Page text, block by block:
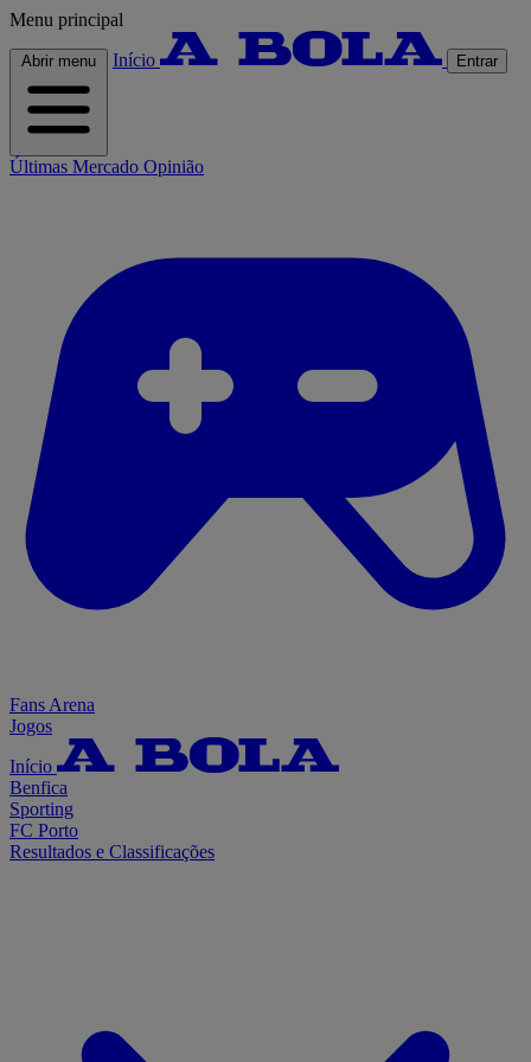
Menu principal
Abrir menu Início Entrar
Últimas Mercado Opinião
Fans Arena
Jogos
Início
Benfica
Sporting
FC Porto
Resultados e Classificações